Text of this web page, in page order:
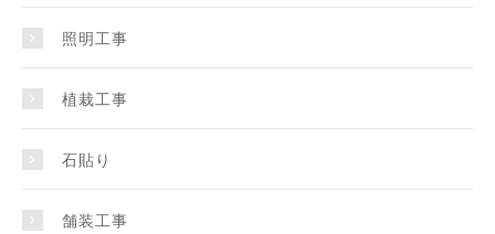
照明工事
植栽工事
石貼り
舗装工事